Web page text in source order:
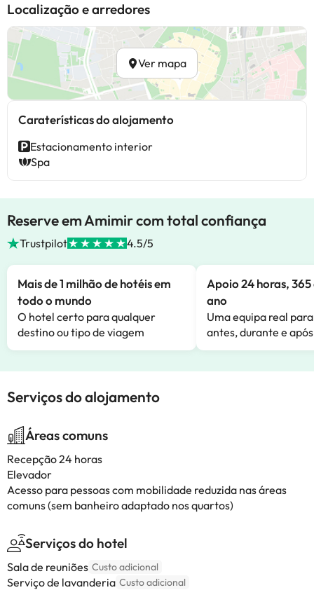
Localização e arredores
Ver mapa
Caraterísticas do alojamento
Estacionamento interior
Spa
Reserve em Amimir com total confiança
Trustpilot 4.5/5
Mais de 1 milhão de hotéis em
todo o mundo
O hotel certo para qualquer
destino ou tipo de viagem
Apoio 24 horas,
ano
Uma equipa real
antes, durante e
Serviços do alojamento
Áreas comuns
Recepção 24 horas
Elevador
Acesso para pessoas com mobilidade reduzida nas áreas
comuns (sem banheiro adaptado nos quartos)
Serviços do hotel
Sala de reuniões Custo adicional
Serviço de lavanderia Custo adicional